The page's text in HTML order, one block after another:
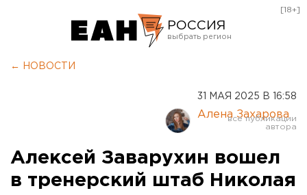
РОССИЯ
Курган
Оренбург
[18+]
← НОВОСТИ
31 МАЯ 2025 В 16:58
Алена Захарова
Алексей Заварухин вошел
в тренерский штаб Николая